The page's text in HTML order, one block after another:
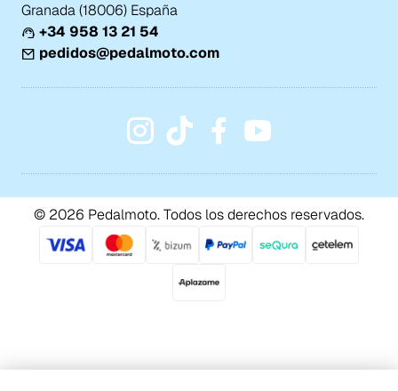
Granada (18006) España
+34 958 13 21 54
pedidos@pedalmoto.com
© 2026 Pedalmoto. Todos los derechos reservados.